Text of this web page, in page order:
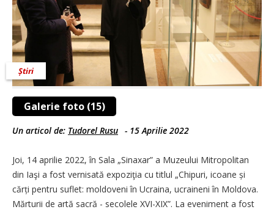
Galerie foto (15)
Știri
Un articol de: Tudorel Rusu - 15 Aprilie 2022
Joi, 14 aprilie 2022, în Sala „Sinaxar” a Muzeului Mitropolitan
din Iaşi a fost vernisată expoziţia cu titlul „Chipuri, icoane și
cărți pentru suflet: moldoveni în Ucraina, ucraineni în Moldova.
Mărturii de artă sacră - secolele XVI-XIX”. La eveniment a fost